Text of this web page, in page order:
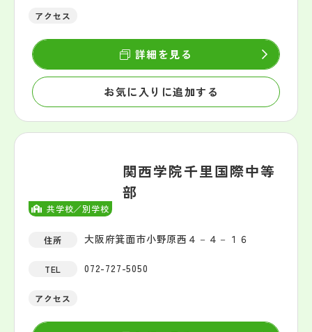
アクセス
お気に入りに追加する
詳細を見る
共学校／別学校
関西学院千里国際中等
部
住所 大阪府箕面市小野原西４－４－１６
TEL 072-727-5050
アクセス